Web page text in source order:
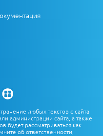
любых текстов с сайта
администрации сайта, а также
будет рассматриваться как
об ответственности,